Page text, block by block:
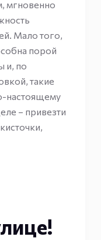
мгновенно
Мало того,
порой
и, по
такие
настоящему
– привезти